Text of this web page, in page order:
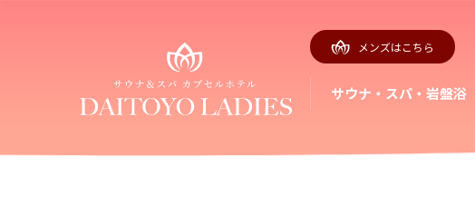
メンズはこちら
サウナ・スパ・岩盤浴